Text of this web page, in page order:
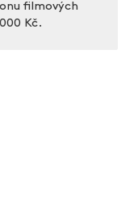
filmových
Kč.